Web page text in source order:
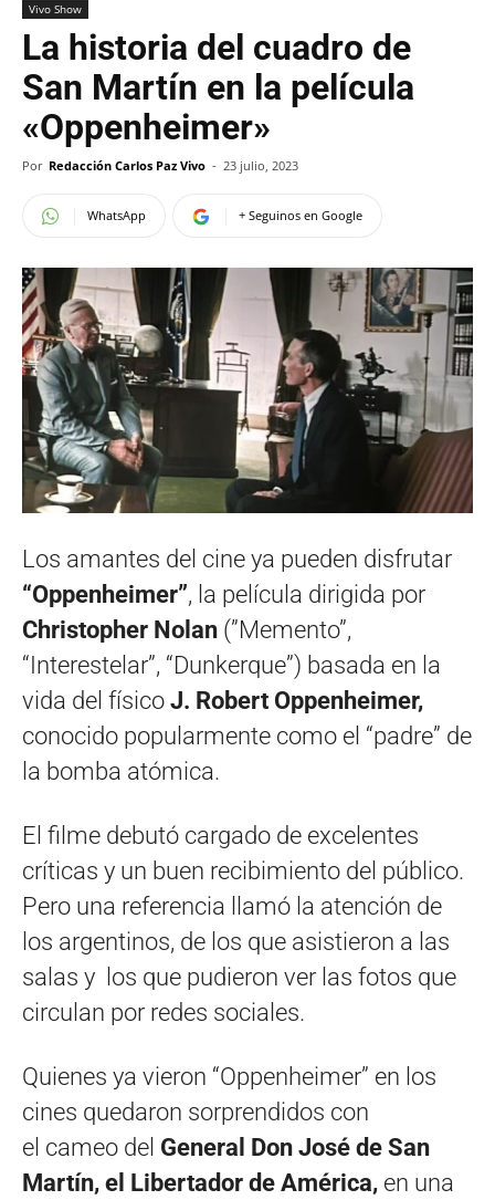
Vivo Show
La historia del cuadro de
San Martín en la película
«Oppenheimer»
Por Redacción Carlos Paz Vivo - 23 julio, 2023
WhatsApp + Seguinos en Google
Los amantes del cine ya pueden disfrutar
“Oppenheimer”, la película dirigida por
Christopher Nolan (”Memento”,
“Interestelar”, “Dunkerque”) basada en la
vida del físico J. Robert Oppenheimer,
conocido popularmente como el “padre” de
la bomba atómica.
El filme debutó cargado de excelentes
críticas y un buen recibimiento del público.
Pero una referencia llamó la atención de
los argentinos, de los que asistieron a las
salas y los que pudieron ver las fotos que
circulan por redes sociales.
Quienes ya vieron “Oppenheimer” en los
cines quedaron sorprendidos con
el cameo del General Don José de San
Martín, el Libertador de América, en una